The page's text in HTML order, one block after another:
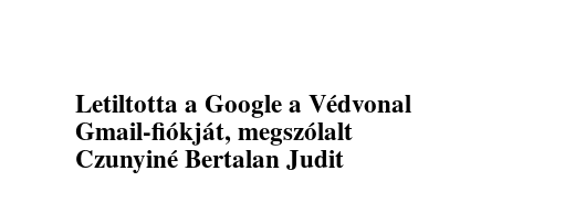
Letiltotta a Google a Védvonal
Gmail-fiókját, megszólalt
Czunyiné Bertalan Judit